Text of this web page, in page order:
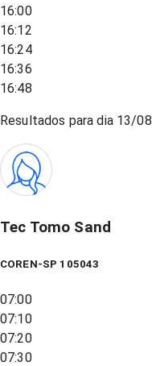
16:00
16:12
16:24
16:36
16:48
Resultados para dia 13/08
Tec Tomo Sand
COREN-SP 105043
07:00
07:10
07:20
07:30